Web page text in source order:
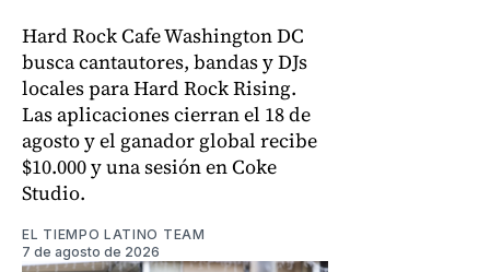
Hard Rock Cafe Washington DC
busca cantautores, bandas y DJs
locales para Hard Rock Rising.
Las aplicaciones cierran el 18 de
agosto y el ganador global recibe
$10.000 y una sesión en Coke
Studio.
EL TIEMPO LATINO TEAM
7 de agosto de 2026